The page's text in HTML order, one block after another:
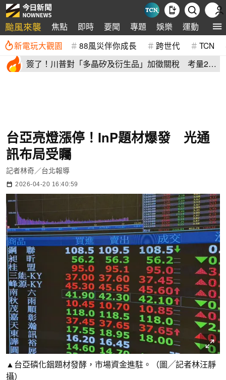
颱風來襲 焦點 即時 要聞 專題 娛樂 運動 全球
新電玩大觀園 88風災伴你成長 跨世代 TCN
簽了！川普對「多晶矽及衍生品」加徵關稅 考量2原
台亞亮燈漲停！InP題材爆發 光通
訊布局受矚
記者林奇／台北報導
2026-04-20 16:40:59
▲台亞磷化銦題材發酵，市場資金進駐。（圖╱記者林汪靜
攝）